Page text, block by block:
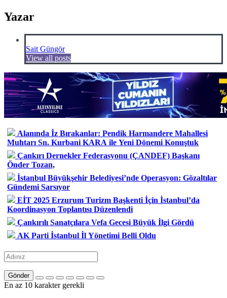
Yazar
Sait Güngör
View all posts
Alanında İz Bırakanlar: Pendik Harmandere Mahallesi
Muhtarı Sn. Kurbani KARA ile Yeni Dönemi Konuştuk
Çankırı Dernekler Federasyonu (ÇANDEF) Başkanı
Önder Tozan,
İstanbul Büyükşehir Belediyesi’nde Operasyon: Gözaltılar
Gündemi Sarsıyor
EİT 2025 Erzurum Turizm Başkenti İçin İstanbul’da
Koordinasyon Toplantısı Düzenlendi
Çankırılı Sanatçılara Vefa Gecesi Büyük İlgi Gördü
AK Parti İstanbul İl Yönetimi Belli Oldu
Gönder
En az 10 karakter gerekli